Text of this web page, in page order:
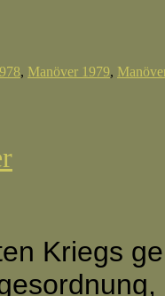
, Manöver 1979,
Kriegs